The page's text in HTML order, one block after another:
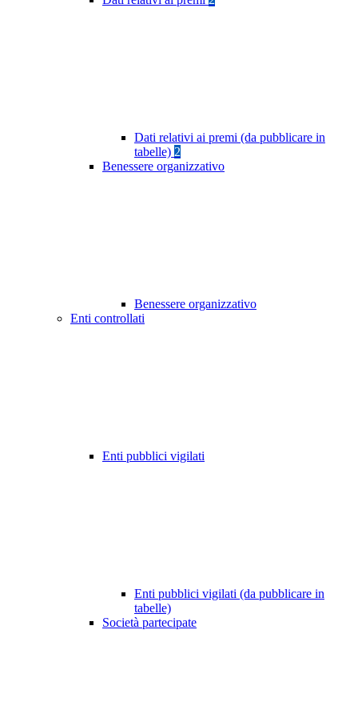
Dati relativi ai premi (da pubblicare in
tabelle) 2
Benessere organizzativo
Benessere organizzativo
Enti controllati
Enti pubblici vigilati
Enti pubblici vigilati (da pubblicare in
tabelle)
Società partecipate